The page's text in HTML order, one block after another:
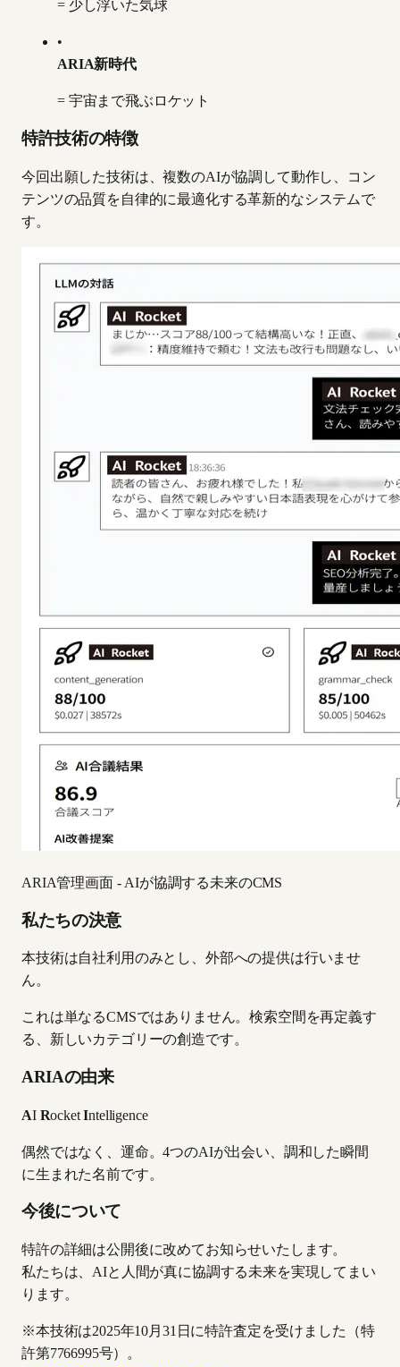
= 少し浮いた気球
•
ARIA新時代
= 宇宙まで飛ぶロケット
特許技術の特徴
今回出願した技術は、複数のAIが協調して動作し、コン
テンツの品質を自律的に最適化する革新的なシステムで
す。
ARIA管理画面 - AIが協調する未来のCMS
私たちの決意
本技術は自社利用のみとし、外部への提供は行いませ
ん。
これは単なるCMSではありません。検索空間を再定義す
る、新しいカテゴリーの創造です。
ARIAの由来
AI RocketIntelligence
偶然ではなく、運命。4つのAIが出会い、調和した瞬間
に生まれた名前です。
今後について
特許の詳細は公開後に改めてお知らせいたします。
私たちは、AIと人間が真に協調する未来を実現してまい
ります。
※本技術は2025年10月31日に特許査定を受けました（特
許第7766995号）。